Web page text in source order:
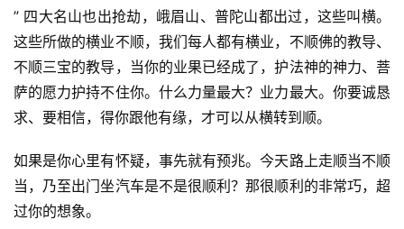
僧
音
高
僧
访
心
乐
” 四大名山也出抢劫，峨眉山、普陀山都出过，这些叫横。
这些所做的横业不顺，我们每人都有横业，不顺佛的教导、
不顺三宝的教导，当你的业果已经成了，护法神的神力、菩
萨的愿力护持不住你。什么力量最大？业力最大。你要诚恳
求、要相信，得你跟他有缘，才可以从横转到顺。
如果是你心里有怀疑，事先就有预兆。今天路上走顺当不顺
当，乃至出门坐汽车是不是很顺利？那很顺利的非常巧，超
过你的想象。